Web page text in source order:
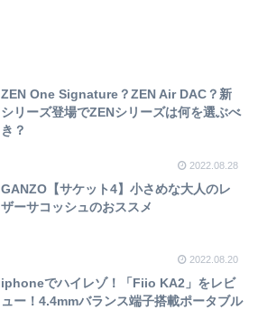
ZEN One Signature？ZEN Air DAC？新
シリーズ登場でZENシリーズは何を選ぶべ
き？
2022.08.28
GANZO【サケット4】小さめな大人のレ
ザーサコッシュのおススメ
2022.08.20
iphoneでハイレゾ！「Fiio KA2」をレビ
ュー！4.4mmバランス端子搭載ポータブル